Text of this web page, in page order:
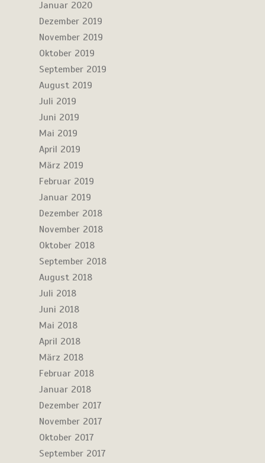
Januar 2020
Dezember 2019
November 2019
Oktober 2019
September 2019
August 2019
Juli 2019
Juni 2019
Mai 2019
April 2019
März 2019
Februar 2019
Januar 2019
Dezember 2018
November 2018
Oktober 2018
September 2018
August 2018
Juli 2018
Juni 2018
Mai 2018
April 2018
März 2018
Februar 2018
Januar 2018
Dezember 2017
November 2017
Oktober 2017
September 2017